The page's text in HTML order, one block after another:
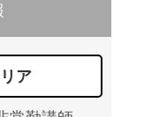
ア